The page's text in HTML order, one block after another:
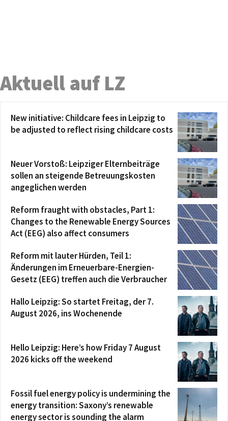
Aktuell auf LZ
New initiative: Childcare fees in Leipzig to
be adjusted to reflect rising childcare costs
Neuer Vorstoß: Leipziger Elternbeiträge
sollen an steigende Betreuungskosten
angeglichen werden
Reform fraught with obstacles, Part 1:
Changes to the Renewable Energy Sources
Act (EEG) also affect consumers
Reform mit lauter Hürden, Teil 1:
Änderungen im Erneuerbare-Energien-
Gesetz (EEG) treffen auch die Verbraucher
Hallo Leipzig: So startet Freitag, der 7.
August 2026, ins Wochenende
Hello Leipzig: Here’s how Friday 7 August
2026 kicks off the weekend
Fossil fuel energy policy is undermining the
energy transition: Saxony’s renewable
energy sector is sounding the alarm